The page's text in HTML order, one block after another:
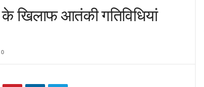
खिलाफ आतंकी गतिविधियां
0